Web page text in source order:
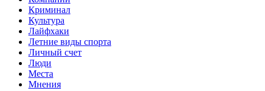
Криминал
Культура
Лайфхаки
Летние виды спорта
Личный счет
Люди
Места
Мнения